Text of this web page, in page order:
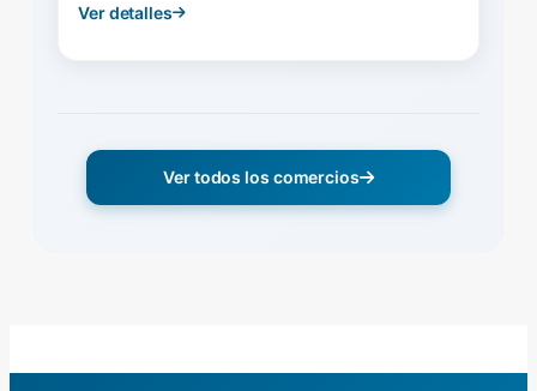
Ver detalles
Ver todos los comercios